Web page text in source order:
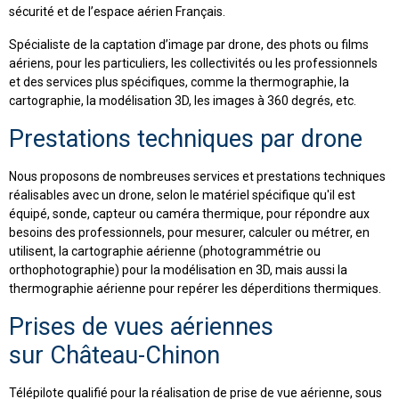
sécurité et de l’espace aérien Français.
Spécialiste de la captation d’image par drone, des phots ou films
aériens, pour les particuliers, les collectivités ou les professionnels
et des services plus spécifiques, comme la thermographie, la
cartographie, la modélisation 3D, les images à 360 degrés, etc.
Prestations techniques par drone
Nous proposons de nombreuses services et prestations techniques
réalisables avec un drone, selon le matériel spécifique qu'il est
équipé, sonde, capteur ou caméra thermique, pour répondre aux
besoins des professionnels, pour mesurer, calculer ou métrer, en
utilisent, la cartographie aérienne (photogrammétrie ou
orthophotographie) pour la modélisation en 3D, mais aussi la
thermographie aérienne pour repérer les déperditions thermiques.
Prises de vues aériennes
sur Château-Chinon
Télépilote qualifié pour la réalisation de prise de vue aérienne, sous